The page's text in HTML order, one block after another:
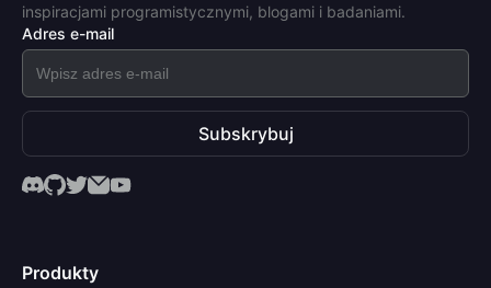
inspiracjami programistycznymi, blogami i badaniami.
Adres e-mail
Subskrybuj
Produkty